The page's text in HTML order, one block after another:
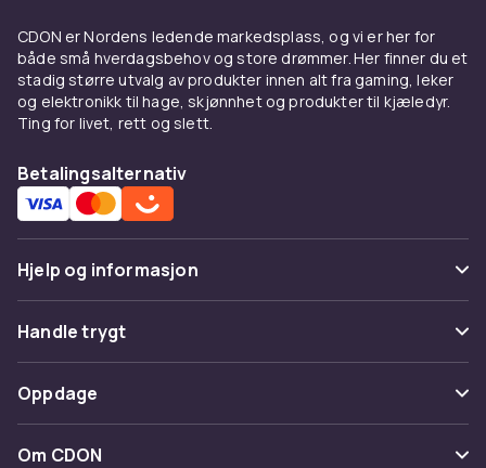
CDON er Nordens ledende markedsplass, og vi er her for
både små hverdagsbehov og store drømmer. Her finner du et
stadig større utvalg av produkter innen alt fra gaming, leker
og elektronikk til hage, skjønnhet og produkter til kjæledyr.
Ting for livet, rett og slett.
Betalingsalternativ
Hjelp og informasjon
Vanlige spørsmål
Spor pakke
Angre & returner her
Kontakt oss
Handle trygt
Betaling
Levering
Oppdage
Kategorier
Om CDON